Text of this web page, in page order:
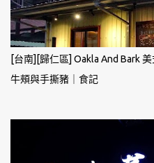
[台南][歸仁區] Oakla And Bark
牛頰與手撕豬｜食記